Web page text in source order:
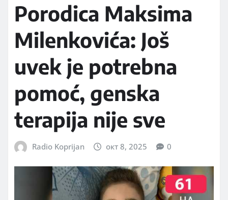
Porodica Maksima
Milenkovića: Još
uvek je potrebna
pomoć, genska
terapija nije sve
Radio Koprijan окт 8, 2025 0